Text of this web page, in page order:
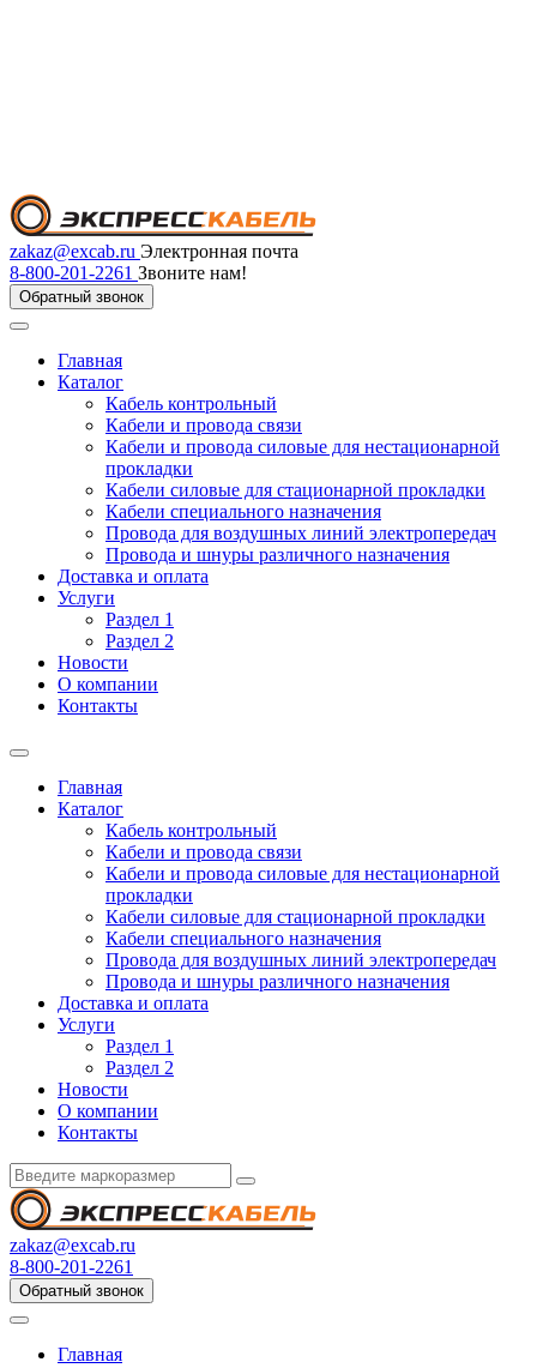
zakaz@excab.ru Электронная почта
8-800-201-2261 Звоните нам!
Обратный звонок
Главная
Каталог
Кабель контрольный
Кабели и провода связи
Кабели и провода силовые для нестационарной
прокладки
Кабели силовые для стационарной прокладки
Кабели специального назначения
Провода для воздушных линий электропередач
Провода и шнуры различного назначения
Доставка и оплата
Услуги
Раздел 1
Раздел 2
Новости
О компании
Контакты
Главная
Каталог
Кабель контрольный
Кабели и провода связи
Кабели и провода силовые для нестационарной
прокладки
Кабели силовые для стационарной прокладки
Кабели специального назначения
Провода для воздушных линий электропередач
Провода и шнуры различного назначения
Доставка и оплата
Услуги
Раздел 1
Раздел 2
Новости
О компании
Контакты
zakaz@excab.ru
8-800-201-2261
Обратный звонок
Главная